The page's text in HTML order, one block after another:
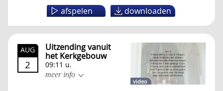
afspelen downloaden
video
AUG
2
Uitzending vanuit
het Kerkgebouw
09:11 u.
meer info